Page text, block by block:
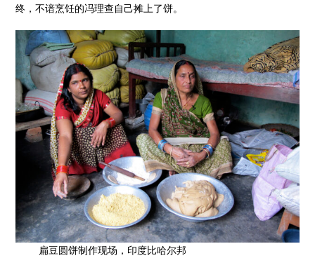
终，不谙烹饪的冯理查自己摊上了饼。
扁豆圆饼制作现场，印度比哈尔邦